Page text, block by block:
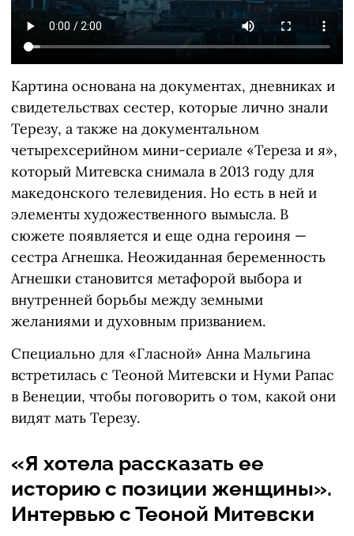
Картина основана на документах, дневниках и
свидетельствах сестер, которые лично знали
Терезу, а также на документальном
четырехсерийном мини-сериале «Тереза ​​​​и я»,
который Митевска снимала в 2013 году для
македонского телевидения. Но есть в ней и
элементы художественного вымысла. В
сюжете появляется и еще одна героиня —
сестра Агнешка. Неожиданная беременность
Агнешки становится метафорой выбора и
внутренней борьбы между земными
желаниями и духовным призванием.
Специально для «Гласной» Анна Мальгина
встретилась с Теоной Митевски и Нуми Рапас
в Венеции, чтобы поговорить о том, какой они
видят мать Терезу.
«Я хотела рассказать ее
историю с позиции женщины».
Интервью с Теоной Митевски